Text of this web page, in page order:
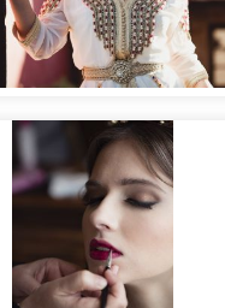
y una noches